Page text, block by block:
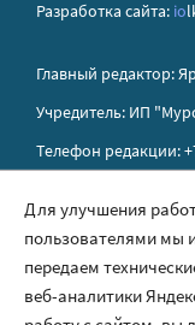
Разработка сайта: io
Главный редактор:
Учредитель: ИП
Телефон редакции:
Правила сайта
Политика
Для улучшения
пользователями мы
передаем
веб-аналитики